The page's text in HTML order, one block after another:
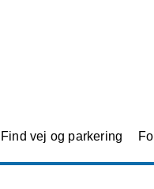
Find vej og parkering